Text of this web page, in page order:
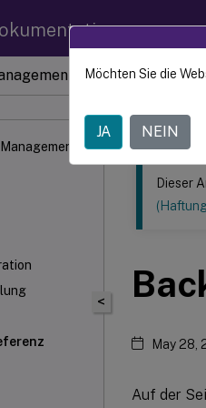
Dieser Inhalt
<
Dieser
May 28,
Auf der
Möchten Sie die
JA NEIN